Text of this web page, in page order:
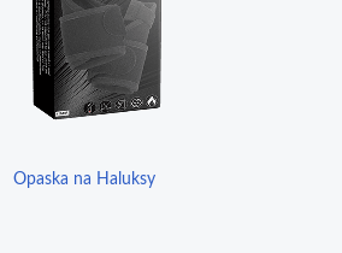
Opaska na Haluksy